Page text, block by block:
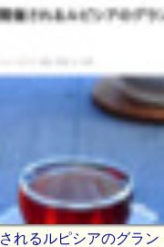
れるルピシアのグラ